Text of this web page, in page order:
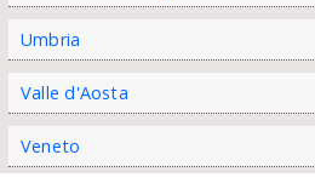
Umbria
Valle d'Aosta
Veneto